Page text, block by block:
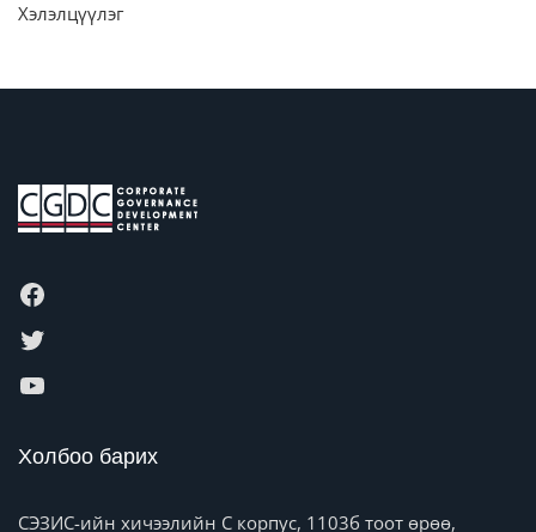
Хэлэлцүүлэг
Холбоо барих
СЭЗИС-ийн хичээлийн C корпус, 1103б тоот өрөө,